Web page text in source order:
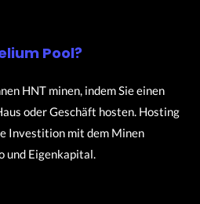
Pool?
HNT minen, indem Sie einen
oder Geschäft hosten. Hosting
Investition mit dem Minen
und Eigenkapital.